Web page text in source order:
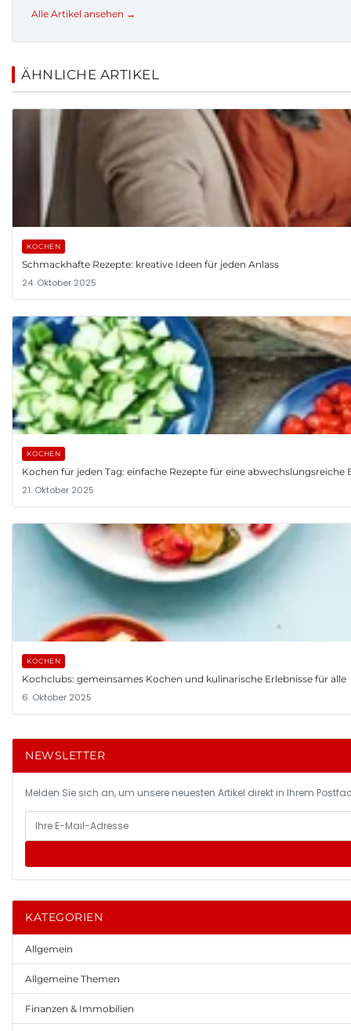
Alle Artikel ansehen →
ÄHNLICHE ARTIKEL
KOCHEN
Schmackhafte Rezepte: kreative Ideen für jeden Anlass
24. Oktober 2025
KOCHEN
Kochen für jeden Tag: einfache Rezepte für eine abwechslungsreiche
21. Oktober 2025
KOCHEN
Kochclubs: gemeinsames Kochen und kulinarische Erlebnisse für alle
6. Oktober 2025
NEWSLETTER
Melden Sie sich an, um unsere neuesten Artikel direkt in Ihrem
KATEGORIEN
Allgemein
Allgemeine Themen
Finanzen & Immobilien